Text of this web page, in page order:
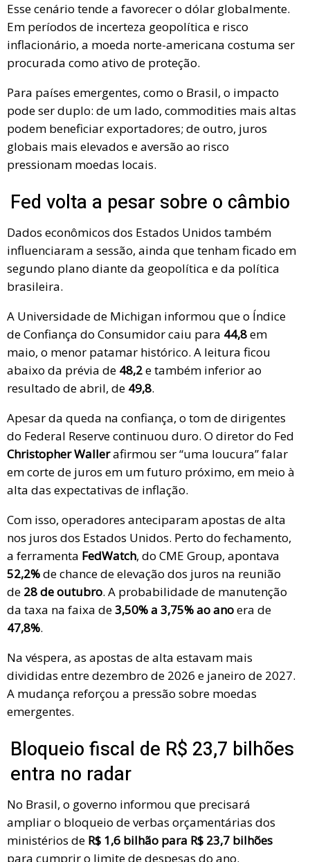
Esse cenário tende a favorecer o dólar globalmente.
Em períodos de incerteza geopolítica e risco
inflacionário, a moeda norte-americana costuma ser
procurada como ativo de proteção.
Para países emergentes, como o Brasil, o impacto
pode ser duplo: de um lado, commodities mais altas
podem beneficiar exportadores; de outro, juros
globais mais elevados e aversão ao risco
pressionam moedas locais.
Fed volta a pesar sobre o câmbio
Dados econômicos dos Estados Unidos também
influenciaram a sessão, ainda que tenham ficado em
segundo plano diante da geopolítica e da política
brasileira.
A Universidade de Michigan informou que o Índice
de Confiança do Consumidor caiu para 44,8em
maio, o menor patamar histórico. A leitura ficou
abaixo da prévia de 48,2e também inferior ao
resultado de abril, de 49,8.
Apesar da queda na confiança, o tom de dirigentes
do Federal Reserve continuou duro. O diretor do Fed
Christopher Wallerafirmou ser “uma loucura” falar
em corte de juros em um futuro próximo, em meio à
alta das expectativas de inflação.
Com isso, operadores anteciparam apostas de alta
nos juros dos Estados Unidos. Perto do fechamento,
a ferramenta FedWatch, do CME Group, apontava
52,2%de chance de elevação dos juros na reunião
de 28 de outubro. A probabilidade de manutenção
da taxa na faixa de3,50% a 3,75% ao anoera de
47,8%.
Na véspera, as apostas de alta estavam mais
divididas entre dezembro de 2026 e janeiro de 2027.
A mudança reforçou a pressão sobre moedas
emergentes.
Bloqueio fiscal de R$ 23,7 bilhões
entra no radar
No Brasil, o governo informou que precisará
ampliar o bloqueio de verbas orçamentárias dos
ministérios de R$ 1,6 bilhão para R$ 23,7 bilhões
para cumprir o limite de despesas do ano.